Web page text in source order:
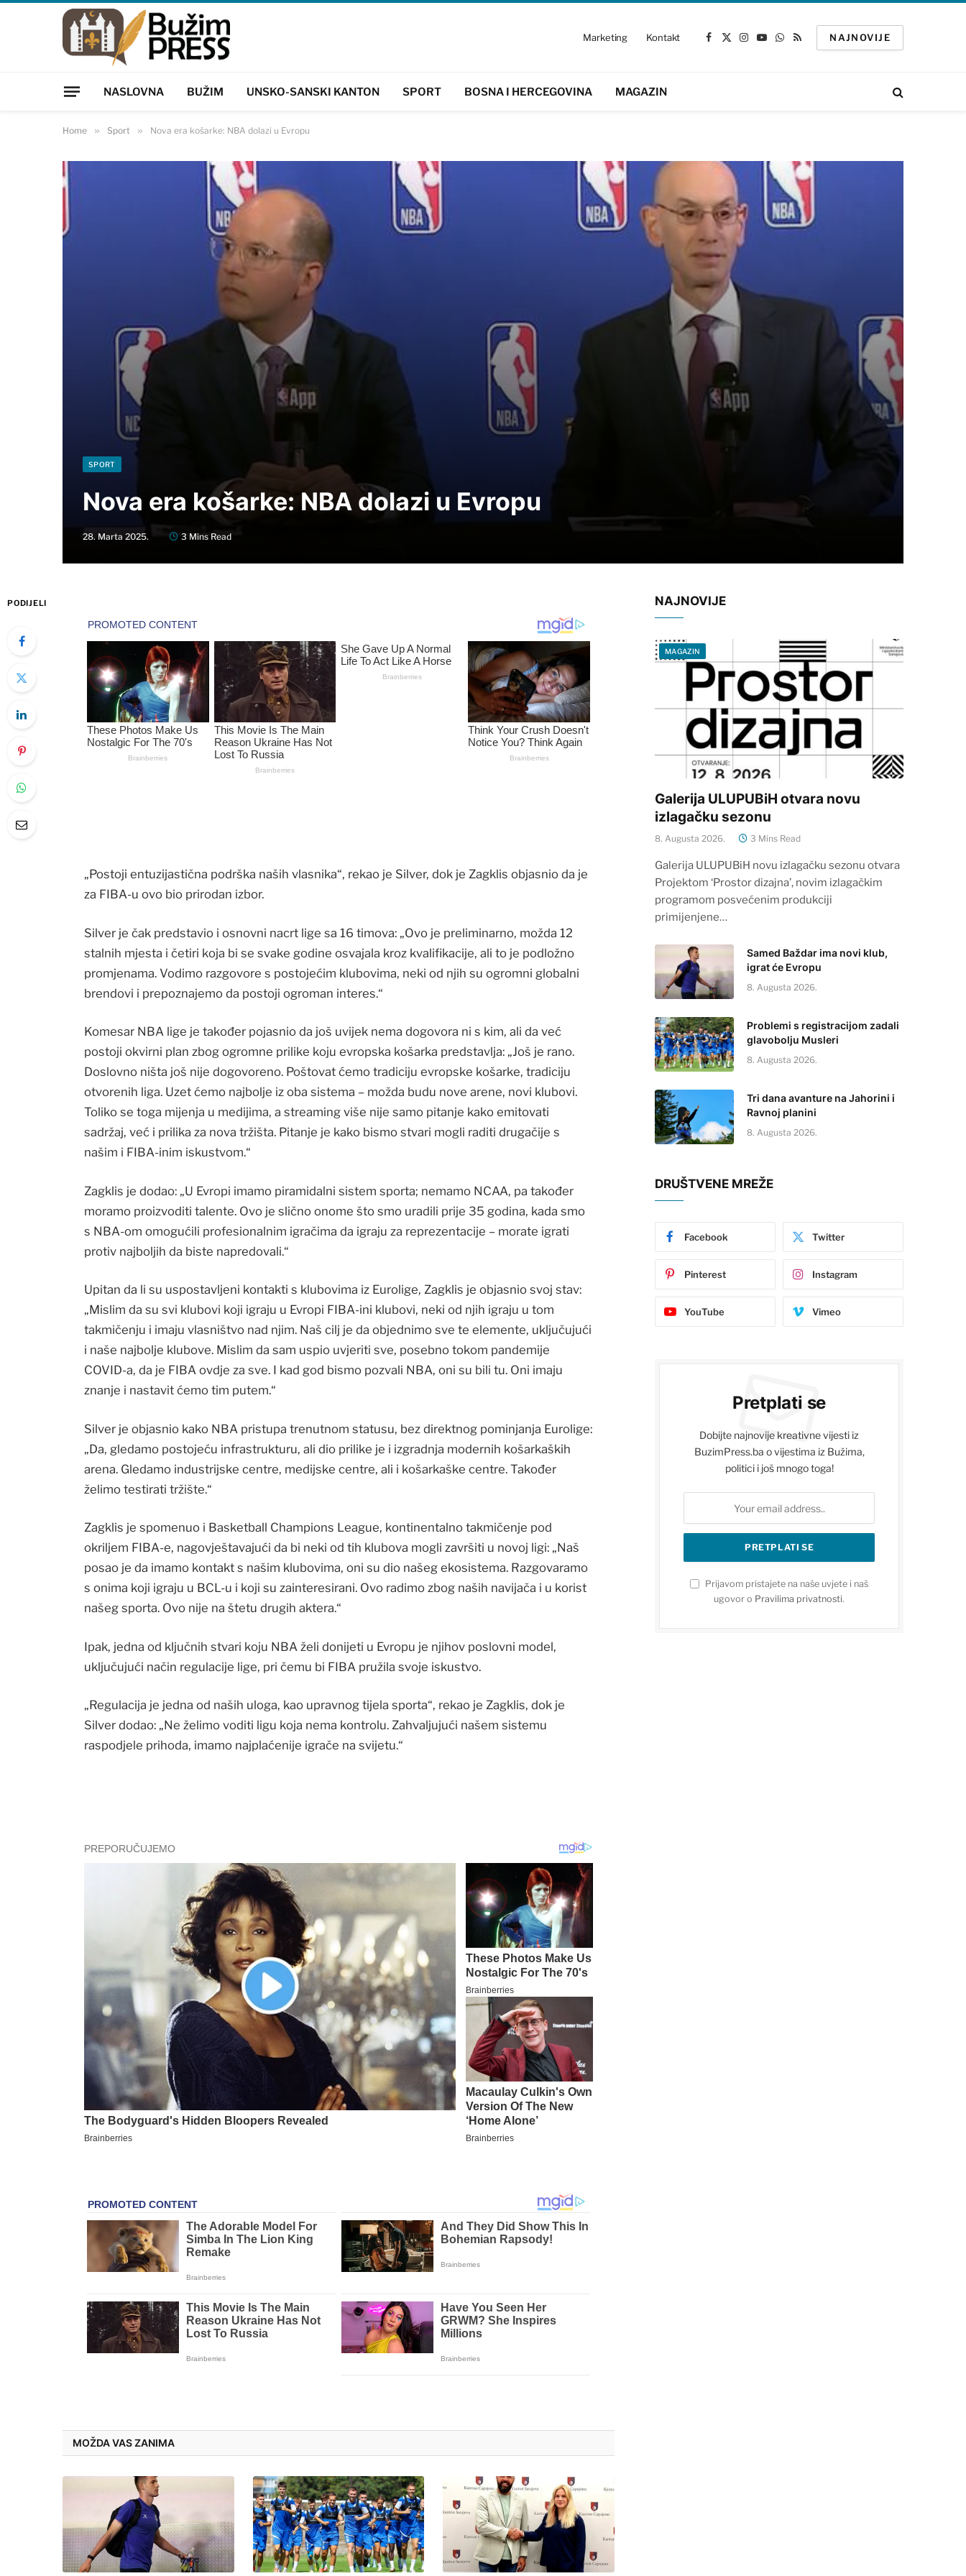
Marketing Kontakt
Facebook
X
Instagram
YouTube
WhatsApp
RSS
NAJNOVIJE
NASLOVNA BUŽIM UNSKO-SANSKI KANTON SPORT BOSNA I HERCEGOVINA MAGAZIN
Home » Sport » Nova era košarke: NBA dolazi u Evropu
SPORT
Nova era košarke: NBA dolazi u Evropu
28. Marta 2025. 3 Mins Read
PODIJELI
„Postoji entuzijastična podrška naših vlasnika“, rekao je Silver, dok je Zagklis objasnio da je
za FIBA-u ovo bio prirodan izbor.
Silver je čak predstavio i osnovni nacrt lige sa 16 timova: „Ovo je preliminarno, možda 12
stalnih mjesta i četiri koja bi se svake godine osvajala kroz kvalifikacije, ali to je podložno
promjenama. Vodimo razgovore s postojećim klubovima, neki od njih su ogromni globalni
brendovi i prepoznajemo da postoji ogroman interes.“
Komesar NBA lige je također pojasnio da još uvijek nema dogovora ni s kim, ali da već
postoji okvirni plan zbog ogromne prilike koju evropska košarka predstavlja: „Još je rano.
Doslovno ništa još nije dogovoreno. Poštovat ćemo tradiciju evropske košarke, tradiciju
otvorenih liga. Uzet ćemo najbolje iz oba sistema – možda budu nove arene, novi klubovi.
Toliko se toga mijenja u medijima, a streaming više nije samo pitanje kako emitovati
sadržaj, već i prilika za nova tržišta. Pitanje je kako bismo stvari mogli raditi drugačije s
našim i FIBA-inim iskustvom.“
Zagklis je dodao: „U Evropi imamo piramidalni sistem sporta; nemamo NCAA, pa također
moramo proizvoditi talente. Ovo je slično onome što smo uradili prije 35 godina, kada smo
s NBA-om omogućili profesionalnim igračima da igraju za reprezentacije – morate igrati
protiv najboljih da biste napredovali.“
Upitan da li su uspostavljeni kontakti s klubovima iz Eurolige, Zagklis je objasnio svoj stav:
„Mislim da su svi klubovi koji igraju u Evropi FIBA-ini klubovi, neki od njih igraju u tom
takmičenju i imaju vlasništvo nad njim. Naš cilj je da objednimo sve te elemente, uključujući
i naše najbolje klubove. Mislim da sam uspio uvjeriti sve, posebno tokom pandemije
COVID-a, da je FIBA ovdje za sve. I kad god bismo pozvali NBA, oni su bili tu. Oni imaju
znanje i nastavit ćemo tim putem.“
Silver je objasnio kako NBA pristupa trenutnom statusu, bez direktnog pominjanja Eurolige:
„Da, gledamo postojeću infrastrukturu, ali dio prilike je i izgradnja modernih košarkaških
arena. Gledamo industrijske centre, medijske centre, ali i košarkaške centre. Također
želimo testirati tržište.“
Zagklis je spomenuo i Basketball Champions League, kontinentalno takmičenje pod
okriljem FIBA-e, nagovještavajući da bi neki od tih klubova mogli završiti u novoj ligi: „Naš
posao je da imamo kontakt s našim klubovima, oni su dio našeg ekosistema. Razgovaramo
s onima koji igraju u BCL-u i koji su zainteresirani. Ovo radimo zbog naših navijača i u korist
našeg sporta. Ovo nije na štetu drugih aktera.“
Ipak, jedna od ključnih stvari koju NBA želi donijeti u Evropu je njihov poslovni model,
uključujući način regulacije lige, pri čemu bi FIBA pružila svoje iskustvo.
„Regulacija je jedna od naših uloga, kao upravnog tijela sporta“, rekao je Zagklis, dok je
Silver dodao: „Ne želimo voditi ligu koja nema kontrolu. Zahvaljujući našem sistemu
raspodjele prihoda, imamo najplaćenije igrače na svijetu.“
MOŽDA VAS ZANIMA
NAJNOVIJE
MAGAZIN
Galerija ULUPUBiH otvara novu
izlagačku sezonu
8. Augusta 2026. 3 Mins Read
Galerija ULUPUBiH novu izlagačku sezonu otvara
Projektom ‘Prostor dizajna’, novim izlagačkim
programom posvećenim produkciji
primijenjene…
Samed Baždar ima novi klub,
igrat će Evropu
8. Augusta 2026.
Problemi s registracijom zadali
glavobolju Musleri
8. Augusta 2026.
Tri dana avanture na Jahorini i
Ravnoj planini
8. Augusta 2026.
DRUŠTVENE MREŽE
Facebook Twitter
Pinterest Instagram
YouTube Vimeo
Pretplati se
Dobijte najnovije kreativne vijesti iz
BuzimPress.ba o vijestima iz Bužima,
politici i još mnogo toga!
Prijavom pristajete na naše uvjete i naš
ugovor o Pravilima privatnosti.